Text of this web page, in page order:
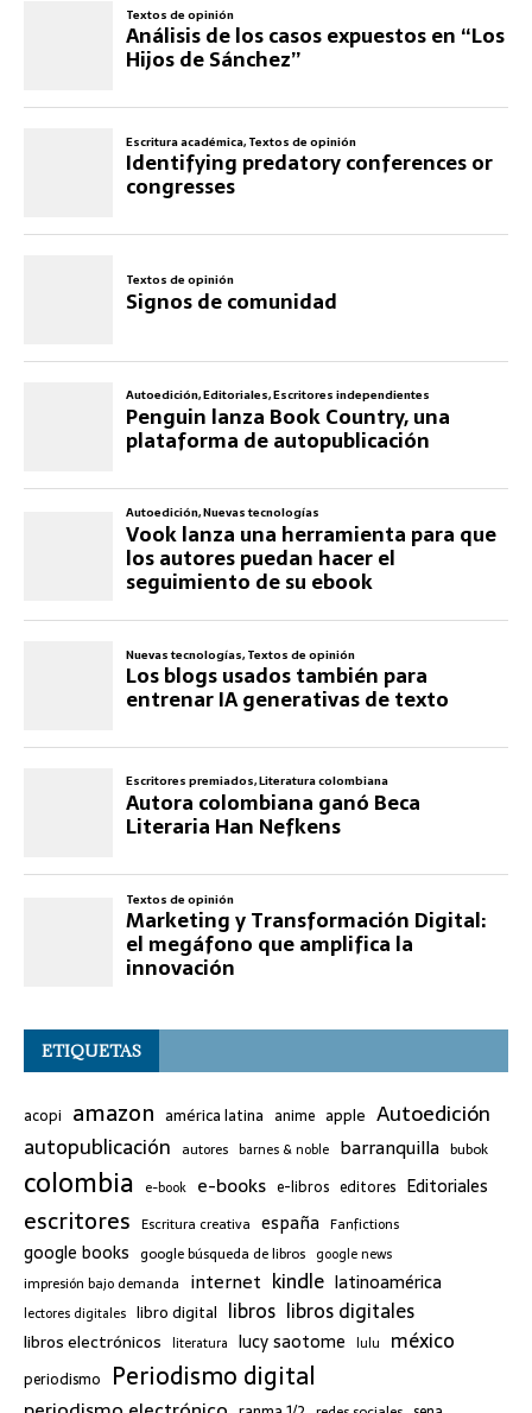
ETIQUETAS
acopi amazon américa latina anime apple Autoedición
autopublicación autores barnes & noble barranquilla bubok
colombia e-book e-books e-libros editores Editoriales
escritores Escritura creativa españa Fanfictions
google books google búsqueda de libros google news
impresión bajo demanda internet kindle latinoamérica
lectores digitales libro digital libros libros digitales
libros electrónicos literatura lucy saotome lulu méxico
periodismo Periodismo digital